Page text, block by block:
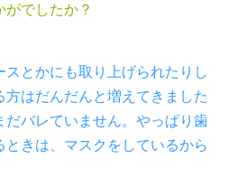
でしたか？
とかにも取り上げられたりし
はだんだんと増えてきました
だバレていません。やっぱり歯
きは、マスクをしているから